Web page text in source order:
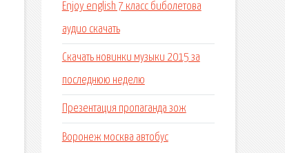
Enjoy english 7 класс биболетова
аудио скачать
Скачать новинки музыки 2015 за
последнюю неделю
Презентация пропаганда зож
Воронеж москва автобус